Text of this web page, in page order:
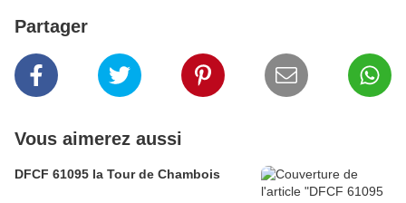
Partager
Vous aimerez aussi
DFCF 61095 la Tour de Chambois